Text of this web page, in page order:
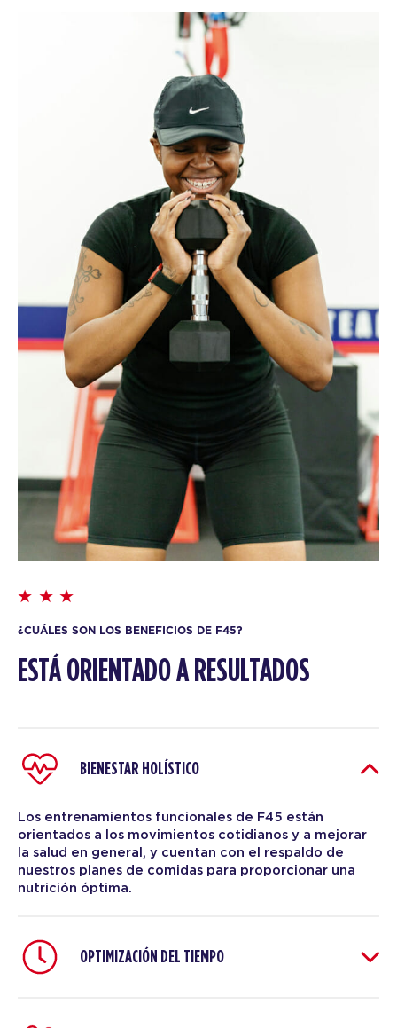
¿CUÁLES SON LOS BENEFICIOS DE F45?
ESTÁ ORIENTADO A RESULTADOS
BIENESTAR HOLÍSTICO
Los entrenamientos funcionales de F45 están
orientados a los movimientos cotidianos y a mejorar
la salud en general, y cuentan con el respaldo de
nuestros planes de comidas para proporcionar una
nutrición óptima.
OPTIMIZACIÓN DEL TIEMPO